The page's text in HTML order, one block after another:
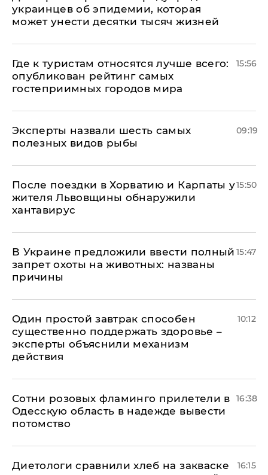
украинцев об эпидемии, которая
может унести десятки тысяч жизней
Где к туристам относятся лучше всего:
опубликован рейтинг самых
гостеприимных городов мира
15:56
Эксперты назвали шесть самых
полезных видов рыбы
09:19
После поездки в Хорватию и Карпаты у
жителя Львовщины обнаружили
хантавирус
15:50
В Украине предложили ввести полный
запрет охоты на животных: названы
причины
15:47
Один простой завтрак способен
существенно поддержать здоровье –
эксперты объяснили механизм
действия
10:12
Сотни розовых фламинго прилетели в
Одесскую область в надежде вывести
потомство
16:38
Диетологи сравнили хлеб на закваске
16:15